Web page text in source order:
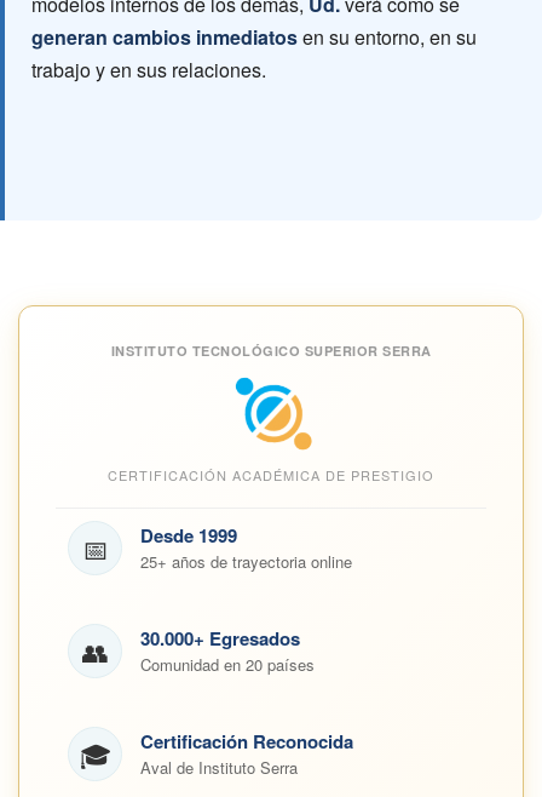
generan cambios inmediatosen su entorno, en su
trabajo y en sus relaciones.
INSTITUTO TECNOLÓGICO SUPERIOR SERRA
CERTIFICACIÓN ACADÉMICA DE PRESTIGIO
📅 Desde 1999
25+ años de trayectoria online
👥 30.000+ Egresados
Comunidad en 20 países
🎓 Certificación Reconocida
Aval de Instituto Serra